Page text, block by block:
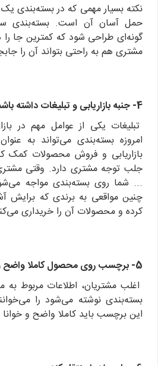
نکته بسیار مهمی که در بسته‌بندی یک
حمل آسان آن است. بسته‌بندی
گونه‌ای طراحی شود که کمترین جا
مشتری هم به راحتی بتواند آن را
4- جنبه بازاریابی و تبلیغات داشته باشد
تبلیغات یکی از عوامل مهم در
امروزه بسته‌بندی می‌تواند به
بازاریابی و فروش محصولات کمک
جلب توجه مشتری دارد. وقتی مشتری
... شما روی بسته‌بندی مواجه
چنین مواقعی به برندی که برایش
کرده و محصولات آن را خریداری
5- برچسب روی محصول کاملا واضح و خوانا باشد
اغلب مشتریان، اطلاعات مربوط
بسته‌بندی نوشته می‌شود را
این برچسب باید کاملا واضح و خوانا